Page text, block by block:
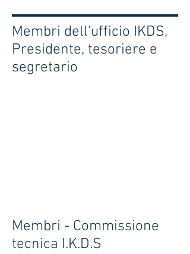
Membri dell'ufficio IKDS,
Presidente, tesoriere e
segretario
Membri - Commissione
tecnica I.K.D.S